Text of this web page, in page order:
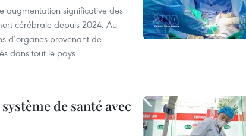
augmentation significative des
cérébrale depuis 2024. Au
d’organes provenant de
dans tout le pays
de santé avec